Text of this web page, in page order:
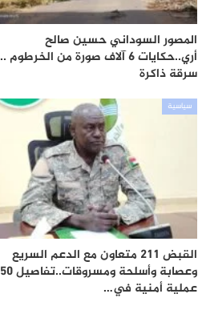
المصور السوداني حسين صالح
أري..حكايات 6 آلاف صورة من الخرطوم ..
سرقة ذاكرة
سياسية
القبض 211 متعاون مع الدعم السريع
وعصابة وأسلحة ومسروقات..تفاصيل 50
عملية أمنية في…